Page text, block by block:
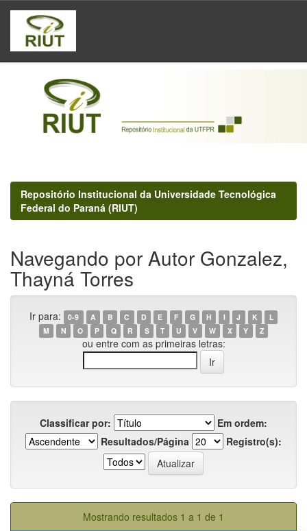
Skip
navigation
Repositório Institucional da Universidade Tecnológica
Federal do Paraná (RIUT)
Navegando por Autor Gonzalez,
Thayná Torres
Ir para: 0-9 A B C D E F G H I J K
L
M
N O P Q R S T U V W X Y Z
ou entre com as primeiras letras:
Classificar por:
Em ordem:
Resultados/Página
Registro(s):
Mostrando resultados 1 a 1 de 1